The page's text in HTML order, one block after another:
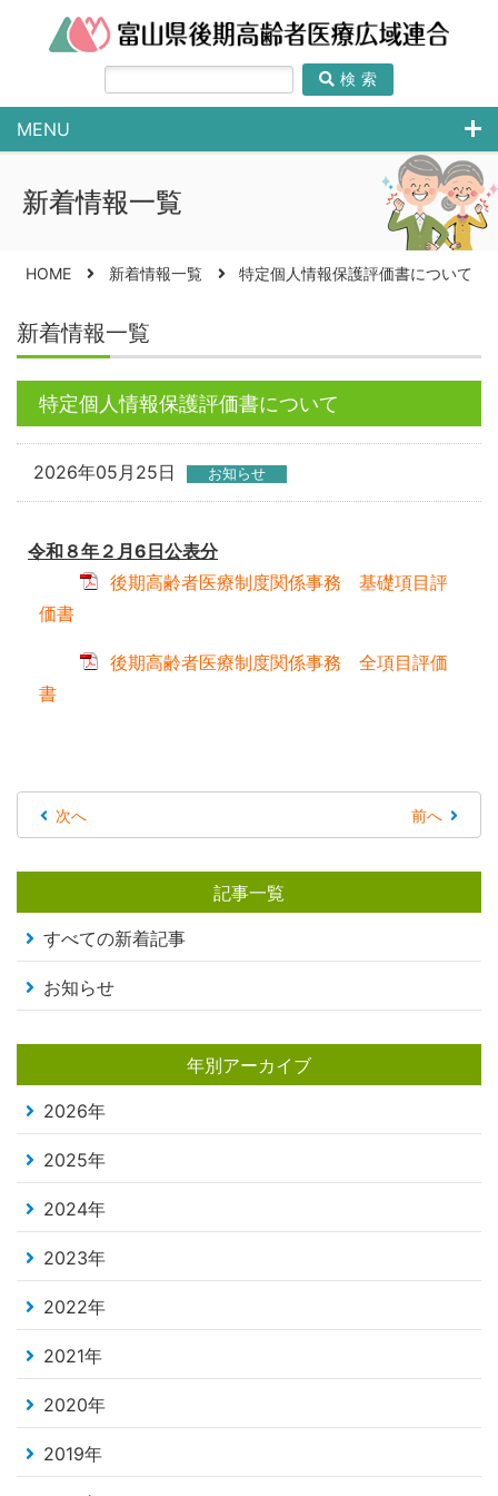
検索
MENU
新着情報一覧
HOME 新着情報一覧 特定個人情報保護評価書について
新着情報一覧
特定個人情報保護評価書について
2026年05月25日 お知らせ
令和８年２月6日公表分
後期高齢者医療制度関係事務 基礎項目評
価書
後期高齢者医療制度関係事務 全項目評価
書
前へ
次へ
記事一覧
すべての新着記事
お知らせ
年別アーカイブ
2026年
2025年
2024年
2023年
2022年
2021年
2020年
2019年